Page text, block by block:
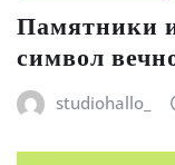
Памятники
символ
studiohallo_